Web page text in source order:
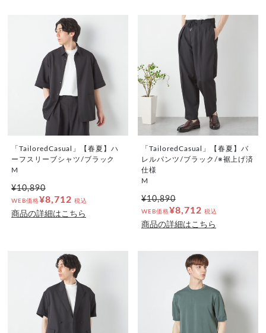
「TailoredCasual」【春夏】ハ
ーフスリーブシャツ/ブラック
M
¥10,890
WEB価格¥8,712 税込
商品の詳細はこちら
「TailoredCasual」【春夏】バ
レルパンツ/ブラック/※裾上げ済
仕様
M
¥10,890
WEB価格¥8,712 税込
商品の詳細はこちら